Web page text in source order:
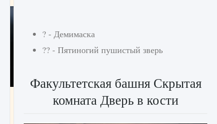
Все новые функции Ultimate Team в EA FC
? - Демимаска
?? - Пятиногий пушистый зверь
Факультетская башня Скрытая
комната Дверь в кости